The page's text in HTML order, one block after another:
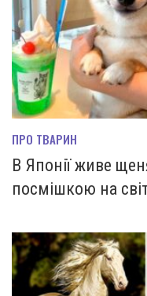
ПРО ТВАРИН
В Японії живе
посмішкою на